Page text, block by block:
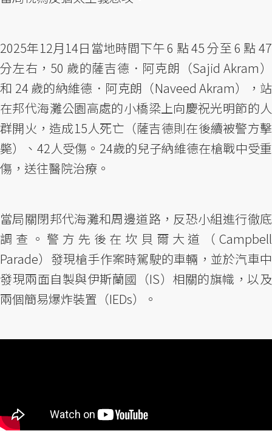
2025年12月14日當地時間下午 6 點 45 分至 6 點 47
分左右，50 歲的薩吉德．阿克朗（Sajid Akram）
和 24 歲的納維德．阿克朗（Naveed Akram），站
在邦代海灘公園高處的小橋梁上向慶祝光明節的人
群開火，造成15人死亡（薩吉德則在後續被警方擊
斃）、42人受傷。24歲的兒子納維德在槍戰中受重
傷，送往醫院治療。
當局關閉邦代海灘和周邊道路，反恐小組進行徹底
調查。警方先後在坎貝爾大道（Campbell
Parade）發現槍手作案時駕駛的車輛，並於汽車中
發現兩面自製與伊斯蘭國（IS）相關的旗幟，以及
兩個簡易爆炸裝置（IEDs）。